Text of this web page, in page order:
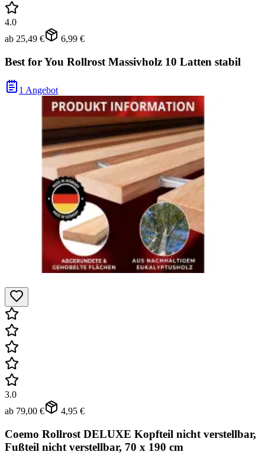
4.0
ab 25,49 € 6,99 €
Best for You Rollrost Massivholz 10 Latten stabil
1 Angebot
3.0
ab 79,00 € 4,95 €
Coemo Rollrost DELUXE Kopfteil nicht verstellbar,
Fußteil nicht verstellbar, 70 x 190 cm